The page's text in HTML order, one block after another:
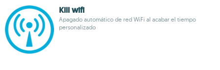
Kill wifi
Apagado automático de red WiFi al acabar el tiempo
personalizado